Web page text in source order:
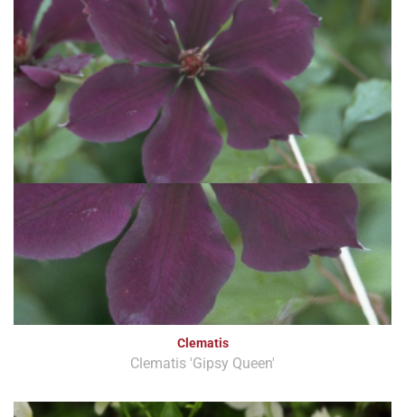
Clematis
Clematis 'Gipsy Queen'